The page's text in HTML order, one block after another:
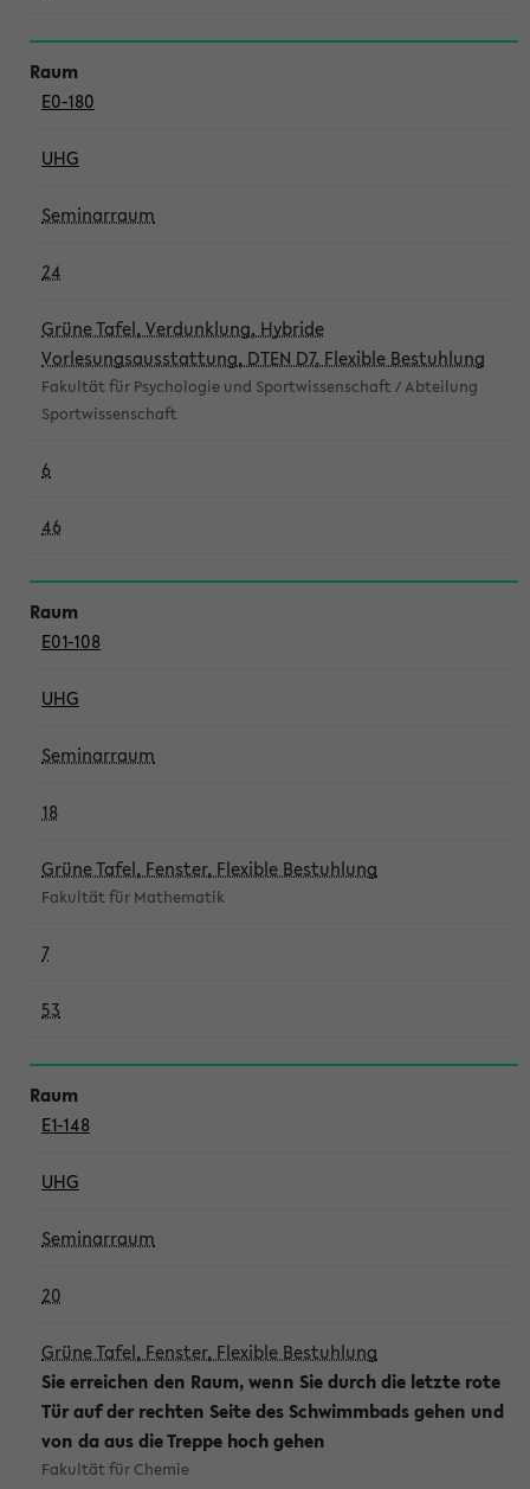
E0-180
UHG
Seminarraum
24
Grüne Tafel, Verdunklung, Hybride
Vorlesungsausstattung, DTEN D7, Flexible Bestuhlung
Fakultät für Psychologie und Sportwissenschaft / Abteilung
Sportwissenschaft
6
46
E01-108
UHG
Seminarraum
18
Grüne Tafel, Fenster, Flexible Bestuhlung
Fakultät für Mathematik
7
53
E1-148
UHG
Seminarraum
20
Grüne Tafel, Fenster, Flexible Bestuhlung
Sie erreichen den Raum, wenn Sie durch die letzte rote
Tür auf der rechten Seite des Schwimmbads gehen und
von da aus die Treppe hoch gehen
Fakultät für Chemie